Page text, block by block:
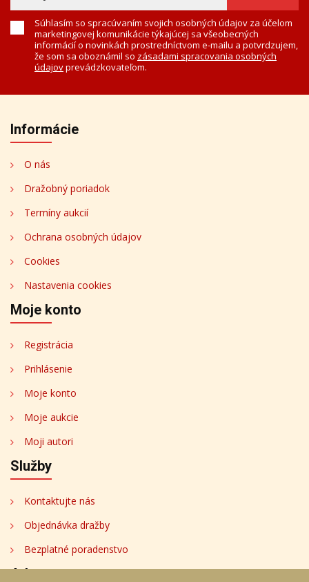
Súhlasím so spracúvaním svojich osobných údajov za účelom
marketingovej komunikácie týkajúcej sa všeobecných
informácií o novinkách prostredníctvom e-mailu a potvrdzujem,
že som sa oboznámil so zásadami spracovania osobných
údajovprevádzkovateľom.
Informácie
O nás
Dražobný poriadok
Termíny aukcií
Ochrana osobných údajov
Cookies
Nastavenia cookies
Moje konto
Registrácia
Prihlásenie
Moje konto
Moje aukcie
Moji autori
Služby
Kontaktujte nás
Objednávka dražby
Bezplatné poradenstvo
Adresa